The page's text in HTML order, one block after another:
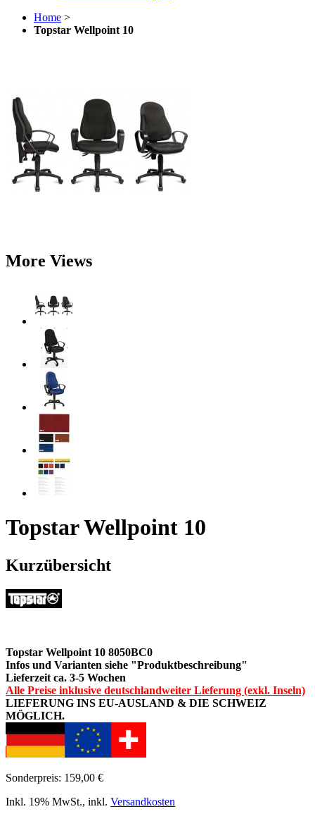
Home >
Topstar Wellpoint 10
More Views
Topstar Wellpoint 10
Kurzübersicht
Topstar Wellpoint 10 8050BC0
Infos und Varianten siehe "Produktbeschreibung"
Lieferzeit ca. 3-5 Wochen
Alle Preise inklusive deutschlandweiter Lieferung (exkl. Inseln)
LIEFERUNG INS EU-AUSLAND & DIE SCHWEIZ
MÖGLICH.
Sonderpreis: 159,00 €
Inkl. 19% MwSt., inkl. Versandkosten